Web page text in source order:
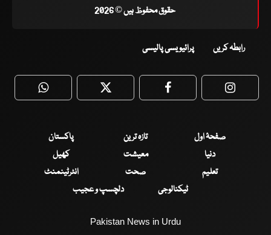
حقوق محفوظ ہیں © 2026
رابطہ کریں پرائیویسی پالیسی
WhatsApp Twitter Facebook
صفحۂ اول تازہ ترین
پاکستان
دنیا
معیشت
کھیل
تعلیم
صحت
انٹرٹینمنٹ
ٹیکنالوجی
دلچسپ و عجیب
Pakistan News in Urdu